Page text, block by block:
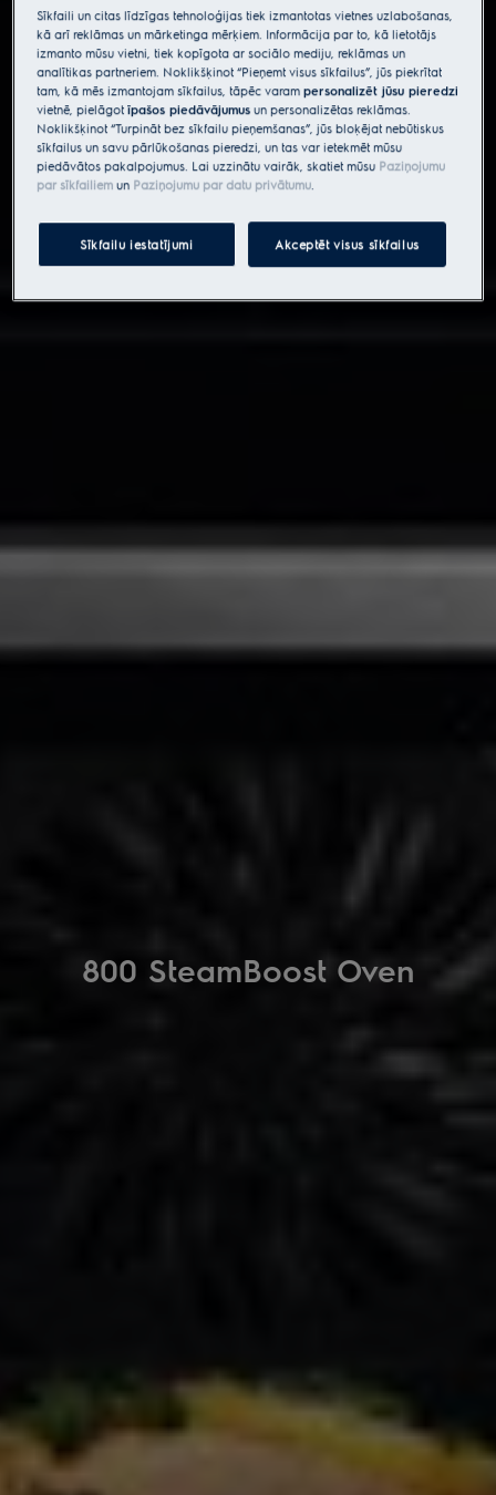
800 SteamBoost Oven
Sīkfaili un citas līdzīgas tehnoloģijas tiek izmantotas vietnes uzlabošanas,
kā arī reklāmas un mārketinga mērķiem. Informācija par to, kā lietotājs
izmanto mūsu vietni, tiek kopīgota ar sociālo mediju, reklāmas un
analītikas partneriem. Noklikšķinot “Pieņemt visus sīkfailus”, jūs piekrītat
tam, kā mēs izmantojam sīkfailus, tāpēc varampersonalizēt jūsu pieredzi
vietnē, pielāgotīpašos piedāvājumus un personalizētas reklāmas.
Noklikšķinot “Turpināt bez sīkfailu pieņemšanas”, jūs bloķējat nebūtiskus
sīkfailus un savu pārlūkošanas pieredzi, un tas var ietekmēt mūsu
piedāvātos pakalpojumus. Lai uzzinātu vairāk, skatiet mūsu Paziņojumu
par sīkfailiem un Paziņojumu par datu privātumu
Sīkfailu iestatījumi Akceptēt visus sīkfailus